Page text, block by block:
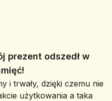
prezent odszedł w
i trwały, dzięki czemu nie
użytkowania a taka